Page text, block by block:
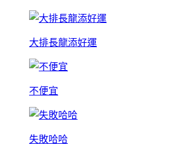
大排長龍添好運
不便宜
失敗哈哈